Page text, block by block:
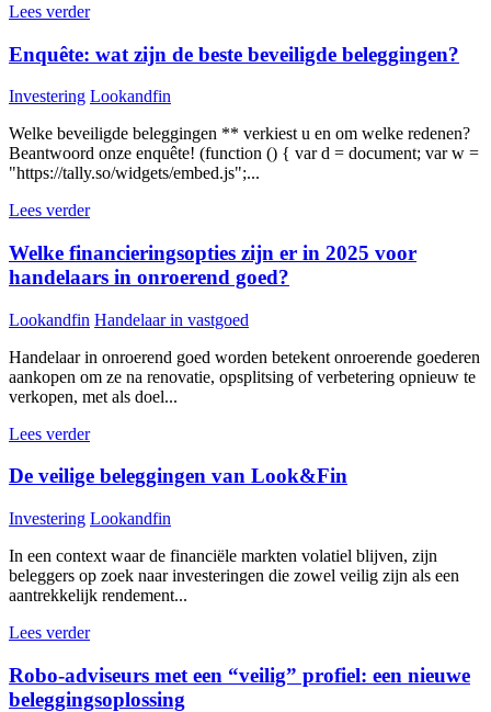
Lees verder
Enquête: wat zijn de beste beveiligde beleggingen?
Investering Lookandfin
Welke beveiligde beleggingen ** verkiest u en om welke redenen?
Beantwoord onze enquête! (function () { var d = document; var w =
"https://tally.so/widgets/embed.js";...
Lees verder
Welke financieringsopties zijn er in 2025 voor
handelaars in onroerend goed?
Lookandfin Handelaar in vastgoed
Handelaar in onroerend goed worden betekent onroerende goederen
aankopen om ze na renovatie, opsplitsing of verbetering opnieuw te
verkopen, met als doel...
Lees verder
De veilige beleggingen van Look&Fin
Investering Lookandfin
In een context waar de financiële markten volatiel blijven, zijn
beleggers op zoek naar investeringen die zowel veilig zijn als een
aantrekkelijk rendement...
Lees verder
Robo-adviseurs met een “veilig” profiel: een nieuwe
beleggingsoplossing